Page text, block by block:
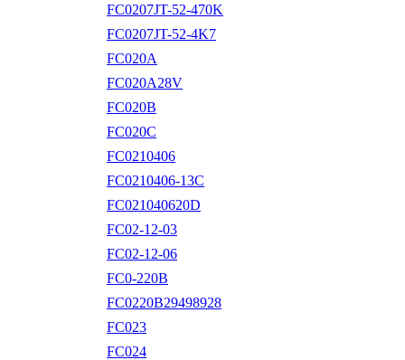
FC0207JT-52-470K
FC0207JT-52-4K7
FC020A
FC020A28V
FC020B
FC020C
FC0210406
FC0210406-13C
FC021040620D
FC02-12-03
FC02-12-06
FC0-220B
FC0220B29498928
FC023
FC024